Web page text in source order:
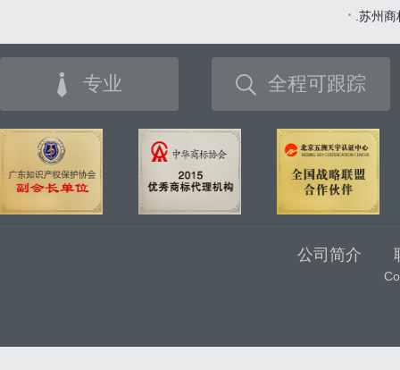
.苏州
专业 全程可跟踪
公司简介